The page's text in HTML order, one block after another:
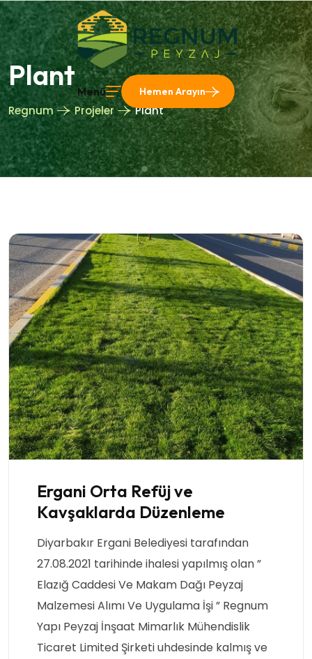
Menü Hemen Arayın
Plant
Regnum Projeler Plant
Ergani Orta Refüj ve
Kavşaklarda Düzenleme
Diyarbakır Ergani Belediyesi tarafından
27.08.2021 tarihinde ihalesi yapılmış olan ”
Elazığ Caddesi Ve Makam Dağı Peyzaj
Malzemesi Alımı Ve Uygulama İşi ” Regnum
Yapı Peyzaj İnşaat Mimarlık Mühendislik
Ticaret Limited Şirketi uhdesinde kalmış ve